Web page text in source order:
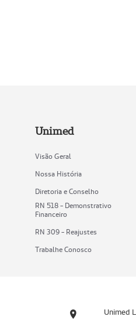
Unimed
Visão Geral
Nossa História
Diretoria e Conselho
RN 518 - Demonstrativo
Financeiro
RN 309 - Reajustes
Trabalhe Conosco
Unimed